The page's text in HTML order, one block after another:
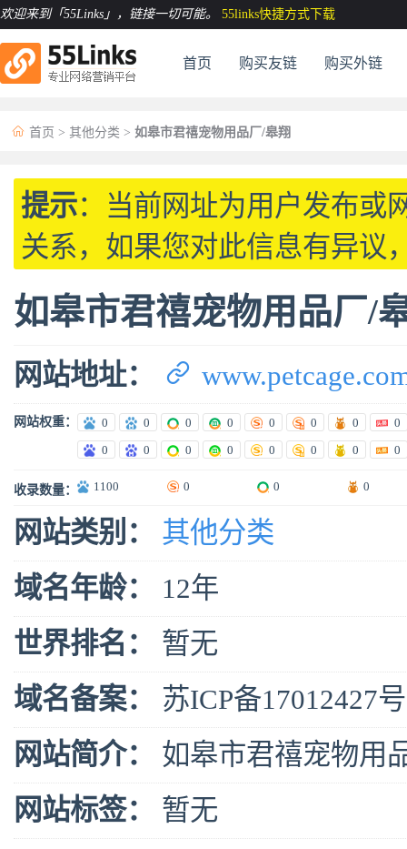
欢迎来到「55Links」 ，链接一切可能。 55links快捷方式下载
首页 购买友链 购买外链
 首页 > 其他分类 > 如皋市君禧宠物用品厂/皋翔
提示：当前网址为用户发布或
关系，如果您对此信息有异议
如皋市君禧宠物用品厂/
网站地址： 
网站权重： 0 0 0 0 0 0 0
0
0
0 0 0 0 0 0 0
收录数量： 1100 0 0 0
网站类别：
其他分类
域名年龄：
12年
世界排名：
暂无
域名备案：
苏ICP备17012427
网站简介：
如皋市君禧宠物用
网站标签：
暂无